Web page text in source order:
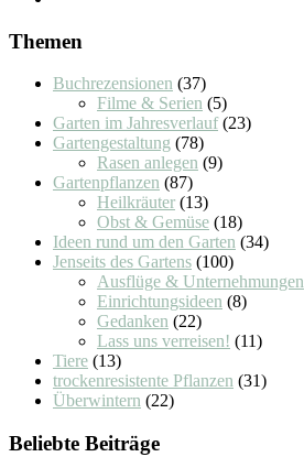
Themen
Buchrezensionen (37)
Filme & Serien (5)
Garten im Jahresverlauf(23)
Gartengestaltung (78)
Rasen anlegen (9)
Gartenpflanzen (87)
Heilkräuter (13)
Obst & Gemüse (18)
Ideen rund um den Garten (34)
Jenseits des Gartens (100)
Ausflüge & Unternehmungen
Einrichtungsideen (8)
Gedanken (22)
Lass uns verreisen! (11)
Tiere (13)
trockenresistente Pflanzen (31)
Überwintern (22)
Beliebte Beiträge